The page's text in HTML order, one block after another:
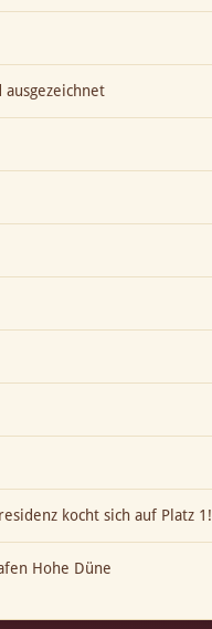
ausgezeichnet
kocht sich auf Platz 1!
Hohe Düne